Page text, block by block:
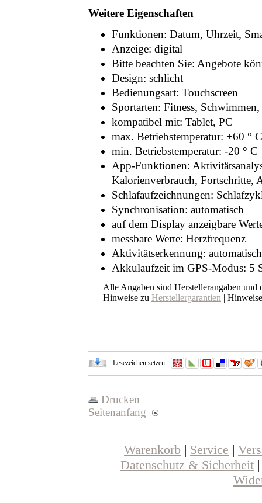
Weitere Eigenschaften
Funktionen: Datum, Uhrzeit,
Anzeige: digital
Bitte beachten Sie: Angebote
Design: schlicht
Bedienungsart: Touchscreen
Sportarten: Fitness,
kompatibel mit: Tablet, PC
max. Betriebstemperatur: +60 ° C
min. Betriebstemperatur: -20 ° C
App-Funktionen:
Kalorienverbrauch, Fortschritte,
Schlafaufzeichnungen:
Synchronisation: automatisch
auf dem Display anzeigbare
messbare Werte: Herzfrequenz
Aktivitätserkennung: automatisch
Akkulaufzeit im GPS-Modus: 5
Alle Angaben sind Herstellerangaben und
Hinweise zu Herstellergarantien |
Lesezeichen setzen
Drucken
Seitenanfang
Warenkorb | Service |
Datenschutz & Sicherheit